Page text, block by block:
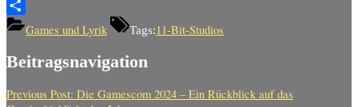
TeilenGames und Lyrik Tags:11-Bit-Studios
Beitragsnavigation
Previous Post: Die Gamescom 2024 – Ein Rückblick auf das